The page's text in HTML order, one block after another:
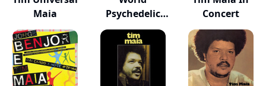
Maia
Psychedelic
Classics 4:...
Concert